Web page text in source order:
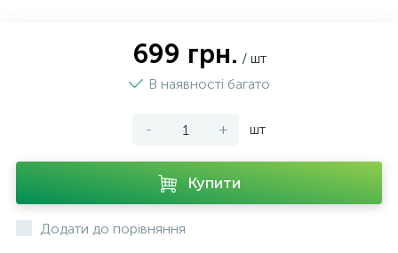
699 грн. / шт
В наявності багато
- + шт
Купити
Додати до порівняння